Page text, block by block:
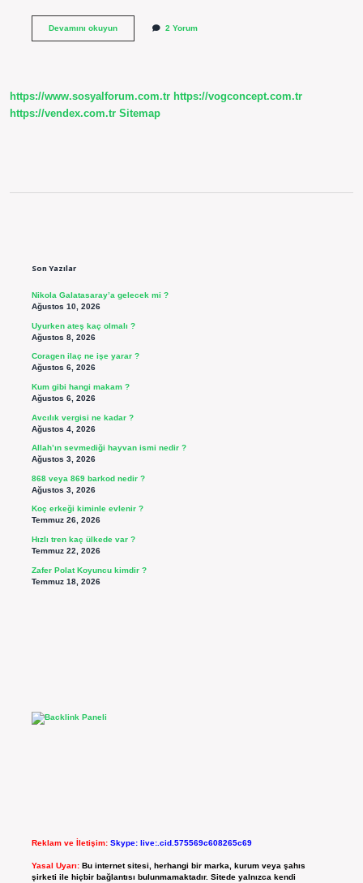
Devamını okuyunDiyet
Olur
2 Yorum
https://www.sosyalforum.com.tr https://vogconcept.com.tr
https://vendex.com.tr Sitemap
Son Yazılar
Nikola Galatasaray’a gelecek mi ?
Ağustos 10, 2026
Uyurken ateş kaç olmalı ?
Ağustos 8, 2026
Coragen ilaç ne işe yarar ?
Ağustos 6, 2026
Kum gibi hangi makam ?
Ağustos 6, 2026
Avcılık vergisi ne kadar ?
Ağustos 4, 2026
Allah’ın sevmediği hayvan ismi nedir ?
Ağustos 3, 2026
868 veya 869 barkod nedir ?
Ağustos 3, 2026
Koç erkeği kiminle evlenir ?
Temmuz 26, 2026
Hızlı tren kaç ülkede var ?
Temmuz 22, 2026
Zafer Polat Koyuncu kimdir ?
Temmuz 18, 2026
Reklam ve İletişim: Skype: live:.cid.575569c608265c69
Yasal Uyarı: Bu internet sitesi, herhangi bir marka, kurum veya şahıs
şirketi ile hiçbir bağlantısı bulunmamaktadır. Sitede yalnızca kendi